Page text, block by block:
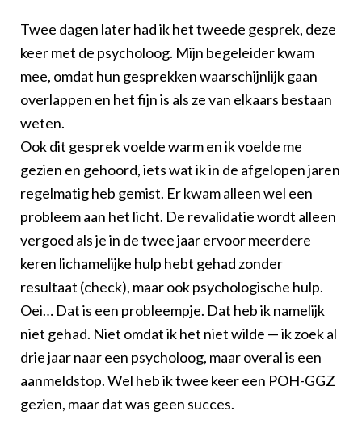
Twee dagen later had ik het tweede gesprek, deze
keer met de psycholoog. Mijn begeleider kwam
mee, omdat hun gesprekken waarschijnlijk gaan
overlappen en het fijn is als ze van elkaars bestaan
weten.
Ook dit gesprek voelde warm en ik voelde me
gezien en gehoord, iets wat ik in de afgelopen jaren
regelmatig heb gemist. Er kwam alleen wel een
probleem aan het licht. De revalidatie wordt alleen
vergoed als je in de twee jaar ervoor meerdere
keren lichamelijke hulp hebt gehad zonder
resultaat (check), maar ook psychologische hulp.
Oei… Dat is een probleempje. Dat heb ik namelijk
niet gehad. Niet omdat ik het niet wilde — ik zoek al
drie jaar naar een psycholoog, maar overal is een
aanmeldstop. Wel heb ik twee keer een POH-GGZ
gezien, maar dat was geen succes.